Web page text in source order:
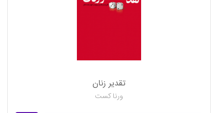
تقدیر زنان
ورنا کست